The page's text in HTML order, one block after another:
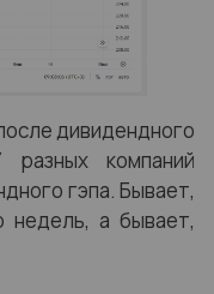
дивидендного
разных компаний
гэпа. Бывает,
недель, а бывает,